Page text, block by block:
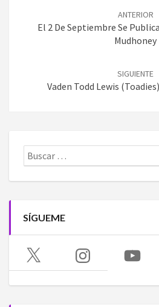
entradas
ANTERIOR
El 2 De Septiembre Se
Mudhoney
SIGUIENTE
Vaden Todd Lewis
Buscar:
SÍGUEME
X Instagram YouTube